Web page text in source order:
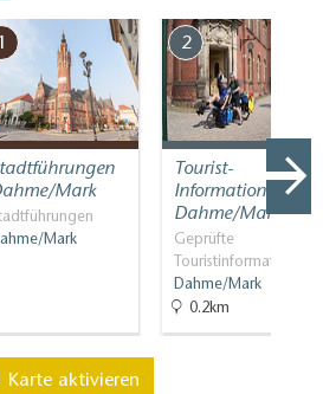
nur über Treppen erreichbar:
erreichbar
für Kinderwagen / Rollatoren
Mark
Mark
2
Tourist-
Information
Dahme/Mark
Geprüfte
Touristinformati…
Dahme/Mark
0.2km
Karte aktivieren